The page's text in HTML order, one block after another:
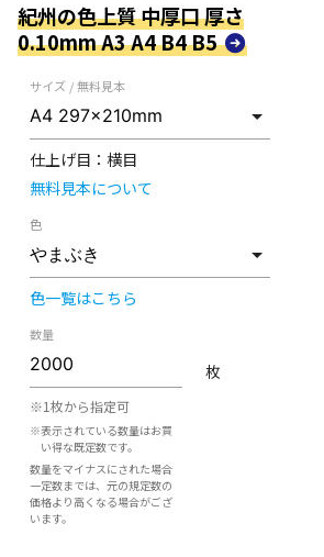
紀州の色上質 中厚口 厚さ
0.10mm A3 A4 B4 B5
サイズ / 無料見本
仕上げ目： 横目
無料見本について
色
色一覧はこちら
数量
※1枚から指定可
※表示されている数量はお買
い得な既定数です。
数量をマイナスにされた場合
一定数までは、元の規定数の
価格より高くなる場合がござ
います。
枚